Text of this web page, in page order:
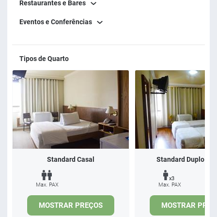
Restaurantes e Bares
Eventos e Conferências
Tipos de Quarto
Standard Casal
Max. PAX
MOSTRAR PREÇOS
Standard Duplo
x3
Max. PAX
MOSTRAR